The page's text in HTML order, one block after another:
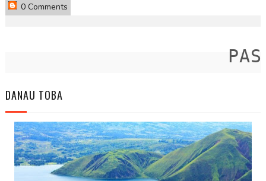
0 Comments
DANAU TOBA